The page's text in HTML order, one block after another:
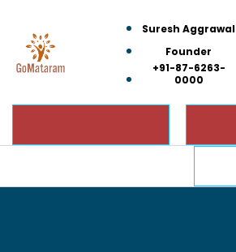
Suresh Aggrawal
Founder
+91-87-6263-
0000